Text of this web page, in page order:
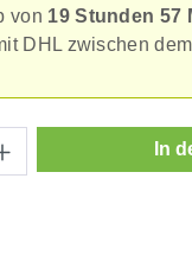
von 19 Stunden 57
DHL zwischen
Gib denIn